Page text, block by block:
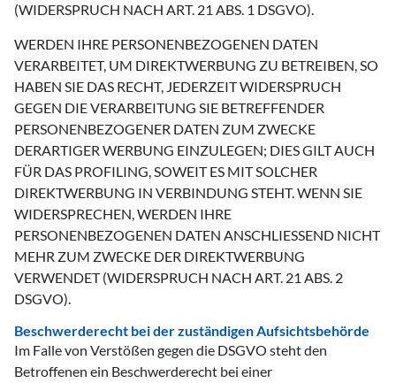
(WIDERSPRUCH NACH ART. 21 ABS. 1 DSGVO).
WERDEN IHRE PERSONENBEZOGENEN DATEN
VERARBEITET, UM DIREKTWERBUNG ZU BETREIBEN, SO
HABEN SIE DAS RECHT, JEDERZEIT WIDERSPRUCH
GEGEN DIE VERARBEITUNG SIE BETREFFENDER
PERSONENBEZOGENER DATEN ZUM ZWECKE
DERARTIGER WERBUNG EINZULEGEN; DIES GILT AUCH
FÜR DAS PROFILING, SOWEIT ES MIT SOLCHER
DIREKTWERBUNG IN VERBINDUNG STEHT. WENN SIE
WIDERSPRECHEN, WERDEN IHRE
PERSONENBEZOGENEN DATEN ANSCHLIESSEND NICHT
MEHR ZUM ZWECKE DER DIREKTWERBUNG
VERWENDET (WIDERSPRUCH NACH ART. 21 ABS. 2
DSGVO).
Beschwerderecht bei der zuständigen Aufsichtsbehörde
Im Falle von Verstößen gegen die DSGVO steht den
Betroffenen ein Beschwerderecht bei einer